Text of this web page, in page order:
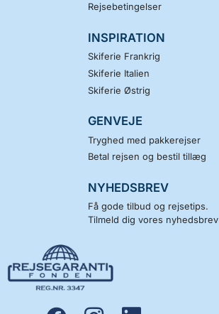
Rejsebetingelser
INSPIRATION
Skiferie Frankrig
Skiferie Italien
Skiferie Østrig
GENVEJE
Tryghed med pakkerejser
Betal rejsen og bestil tillæg
NYHEDSBREV
Få gode tilbud og rejsetips.
Tilmeld dig vores nyhedsbrev